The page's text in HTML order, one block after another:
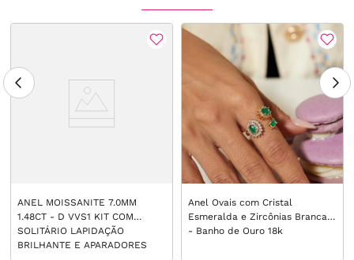
ANEL MOISSANITE 7.0MM
1.48CT - D VVS1 KIT COM
SOLITÁRIO LAPIDAÇÃO
BRILHANTE E APARADORES
Anel Ovais com Cristal
Esmeralda e Zircônias Brancas
- Banho de Ouro 18k